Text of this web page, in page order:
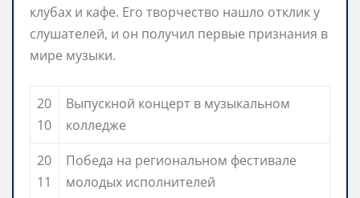
клубах и кафе. Его творчество нашло отклик у
слушателей, и он получил первые признания в
мире музыки.
20
10
Выпускной концерт в музыкальном
колледже
20
11
Победа на региональном фестивале
молодых исполнителей